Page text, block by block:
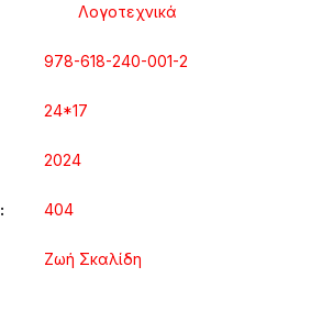
Λογοτεχνικά
978-618-240-001-2
24*17
2024
404
Ζωή Σκαλίδη